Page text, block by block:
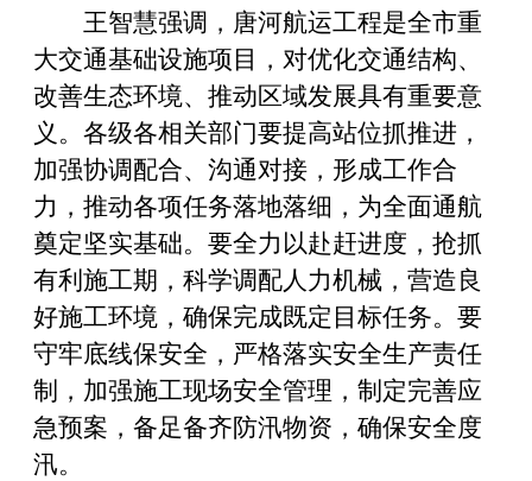
王智慧强调，唐河航运工程是全市重
大交通基础设施项目，对优化交通结构、
改善生态环境、推动区域发展具有重要意
义。各级各相关部门要提高站位抓推进，
加强协调配合、沟通对接，形成工作合
力，推动各项任务落地落细，为全面通航
奠定坚实基础。要全力以赴赶进度，抢抓
有利施工期，科学调配人力机械，营造良
好施工环境，确保完成既定目标任务。要
守牢底线保安全，严格落实安全生产责任
制，加强施工现场安全管理，制定完善应
急预案，备足备齐防汛物资，确保安全度
汛。